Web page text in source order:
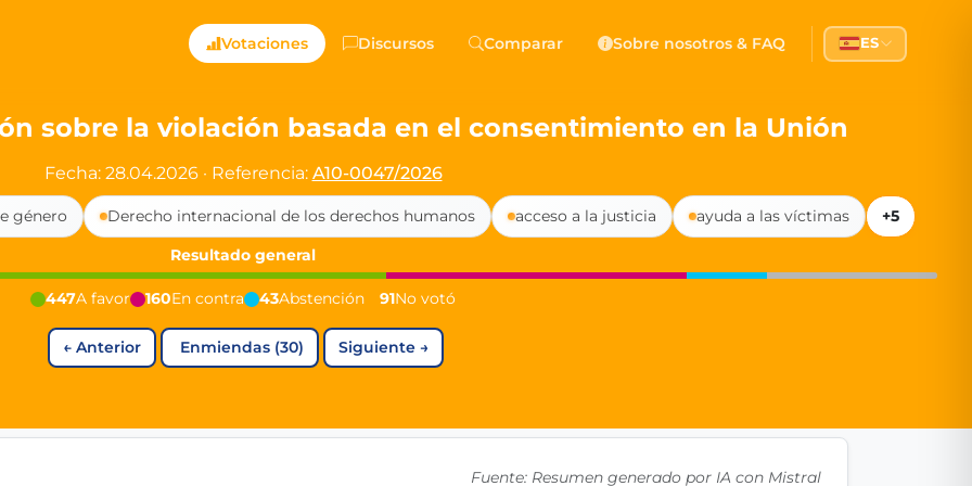
Directly Shaping Democracy
political party in Germany dedicated to digital democracy, government transparency, and citizen
since 2024
PdF co-founder
youngest mayor at 19 years old
democracy").
Votaciones Discursos Comparar Sobre nosotros & FAQ ES
sobre la violación basada en el consentimiento en la Unión
Fecha: 28.04.2026 · Referencia: A10-0047/2026
género Derecho internacional de los derechos humanos acceso a la justicia ayuda a las víctimas
+5
Resultado general
447A favor 160En contra 43Abstención 91No votó
← Anterior Enmiendas (30) Siguiente→
Fuente: Resumen generado por IA con Mistral